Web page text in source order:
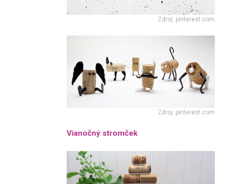
Zdroj: pinterest.com
Zdroj: pinterest.com
Vianočný stromček